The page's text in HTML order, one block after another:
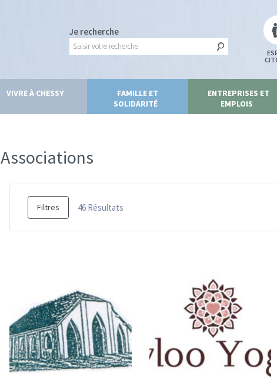
Je recherche
VIVRE À CHESSY
FAMILLE ET
SOLIDARITÉ
ENTREPRISES ET
EMPLOIS
Associations
Filtres 46 Résultats